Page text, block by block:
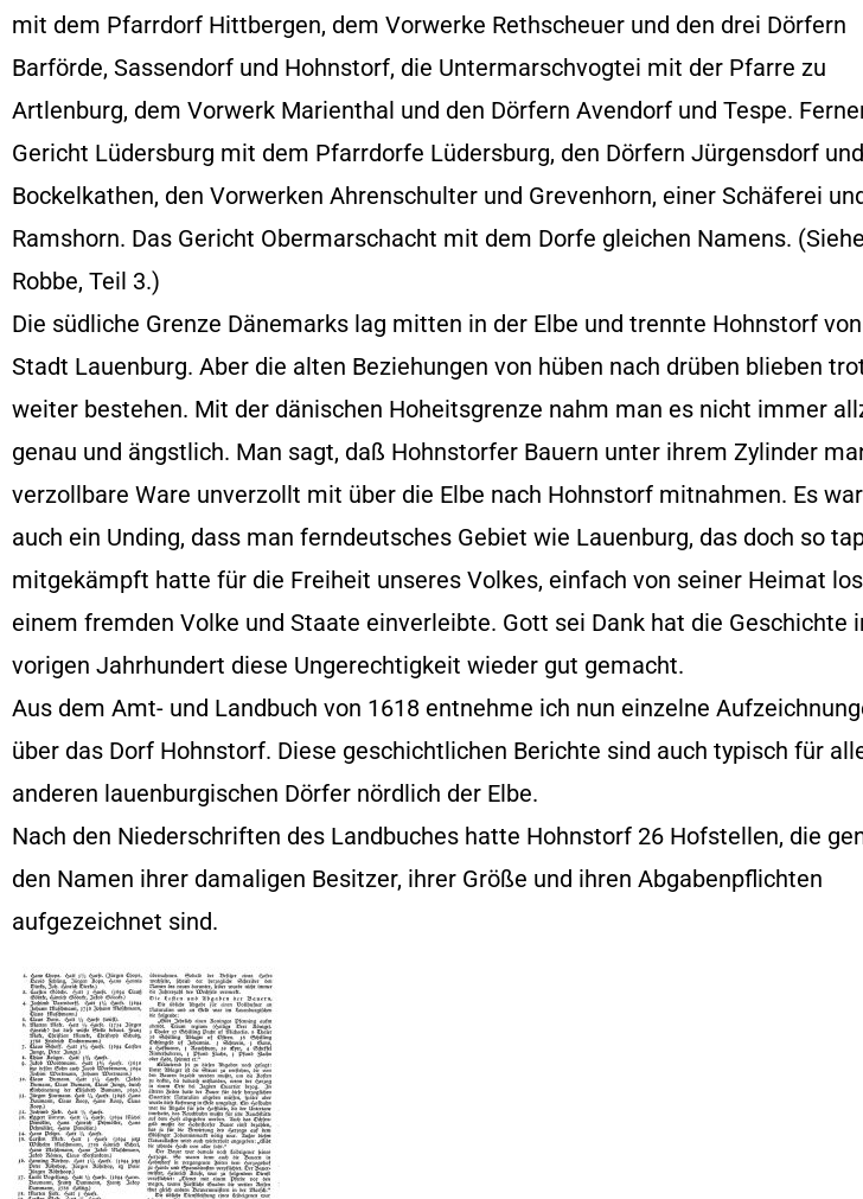
mit dem Pfarrdorf Hittbergen, dem Vorwerke Rethscheuer und den drei Dörfern
Barförde, Sassendorf und Hohnstorf, die Untermarschvogtei mit der Pfarre zu
Artlenburg, dem Vorwerk Marienthal und den Dörfern Avendorf und Tespe.
Gericht Lüdersburg mit dem Pfarrdorfe Lüdersburg, den Dörfern Jürgensdorf und
Bockelkathen, den Vorwerken Ahrenschulter und Grevenhorn, einer Schäferei
Ramshorn. Das Gericht Obermarschacht mit dem Dorfe gleichen Namens. (Siehe
Robbe, Teil 3.)
Die südliche Grenze Dänemarks lag mitten in der Elbe und trennte Hohnstorf
Stadt Lauenburg. Aber die alten Beziehungen von hüben nach drüben blieben
weiter bestehen. Mit der dänischen Hoheitsgrenze nahm man es nicht immer
genau und ängstlich. Man sagt, daß Hohnstorfer Bauern unter ihrem Zylinder
verzollbare Ware unverzollt mit über die Elbe nach Hohnstorf mitnahmen. Es
auch ein Unding, dass man ferndeutsches Gebiet wie Lauenburg, das doch so
mitgekämpft hatte für die Freiheit unseres Volkes, einfach von seiner Heimat
einem fremden Volke und Staate einverleibte. Gott sei Dank hat die Geschichte
vorigen Jahrhundert diese Ungerechtigkeit wieder gut gemacht.
Aus dem Amt- und Landbuch von 1618 entnehme ich nun einzelne
über das Dorf Hohnstorf. Diese geschichtlichen Berichte sind auch typisch für
anderen lauenburgischen Dörfer nördlich der Elbe.
Nach den Niederschriften des Landbuches hatte Hohnstorf 26 Hofstellen, die
den Namen ihrer damaligen Besitzer, ihrer Größe und ihren Abgabenpflichten
aufgezeichnet sind.